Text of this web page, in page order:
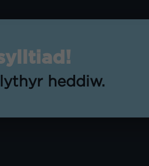
heddiw.